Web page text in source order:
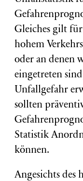
Gleiches gilt
hohem
oder an denen
eingetreten
Unfallgefahr
sollten
Statistik
können.
Angesichts des